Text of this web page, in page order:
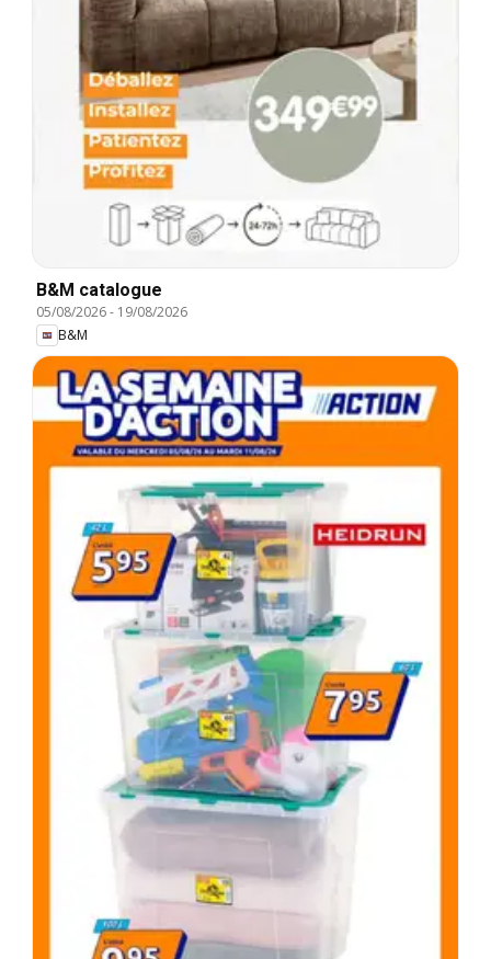
B&M catalogue
05/08/2026- 19/08/2026
B&M